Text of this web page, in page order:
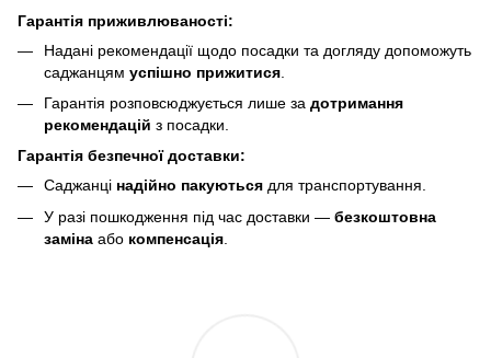
Гарантія приживлюваності:
Надані рекомендації щодо посадки та догляду допоможуть
саджанцям успішно прижитися
Гарантія розповсюджується лише за дотримання
рекомендацій з посадки.
Гарантія безпечної доставки:
Саджанці надійно пакуються для транспортування.
У разі пошкодження під час доставки — безкоштовна
заміна або компенсація